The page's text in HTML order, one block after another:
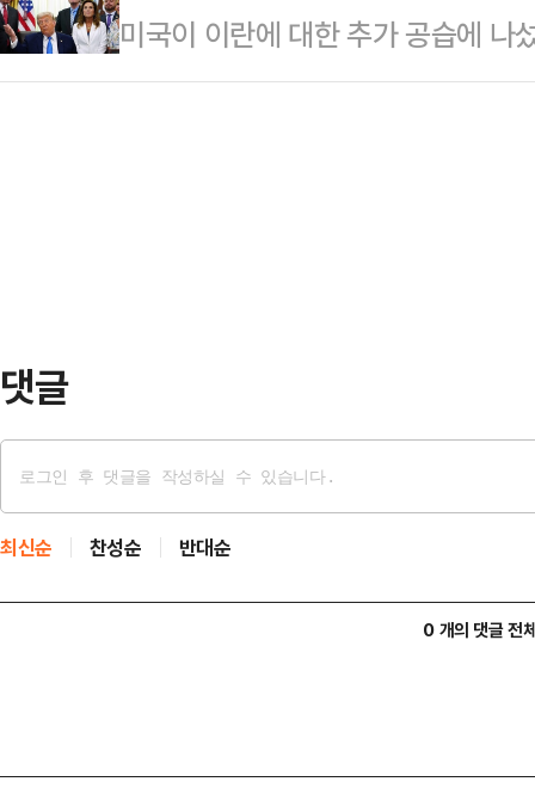
연간 CPI 상승률은 4.2%를 기록
(SNS) 팔로워 약 200만명을 보유
리에서 춤을 추거나 다양한 포즈를
미국이 이란에 대한 추가 공습에
을 매우 강하게 공격할 것"이라고
댓글
최신순 찬성순 반대순
0 개의 댓글 전